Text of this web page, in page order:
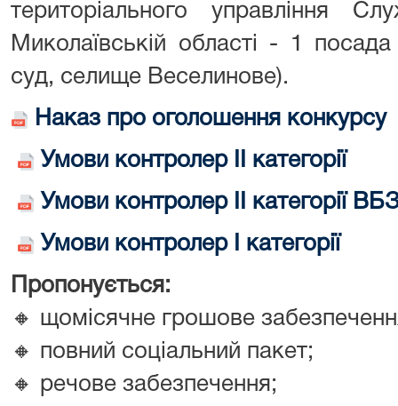
територіального управління
Миколаївській області - 1
суд, селище Веселинове).
Наказ про оголошення конкурсу
Умови контролер ІІ категорії
Умови контролер ІІ категорії
Умови контролер І категорії
Пропонується:
🔸 щомісячне грошове
🔸 повний соціальний пакет;
🔸 речове забезпечення;